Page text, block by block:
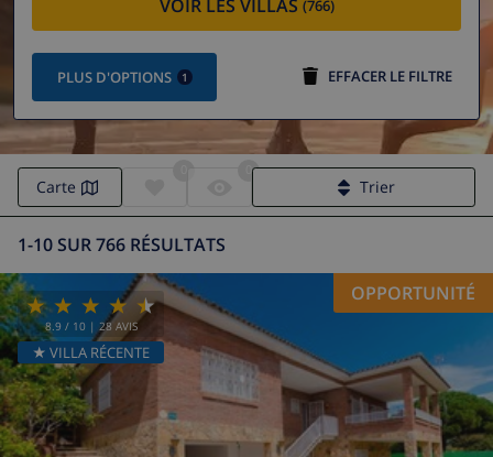
VOIR LES VILLAS (766)
PLUS D'OPTIONS 1 EFFACER LE FILTRE
1-10 SUR 766 RÉSULTATS
Carte Trier
8.9 / 10 | 28 AVIS
★ VILLA RÉCENTE
OPPORTUNITÉ